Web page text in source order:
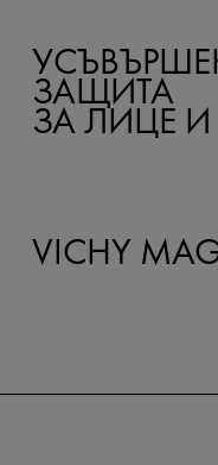
ЗАЩИТА
ЗА ЛИЦЕ
VICHY